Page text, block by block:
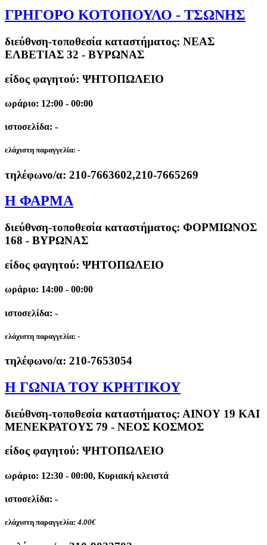
ΓΡΗΓΟΡΟ ΚΟΤΟΠΟΥΛΟ - ΤΣΩΝΗΣ
διεύθνση-τοποθεσία καταστήματος: ΝΕΑΣ
ΕΛΒΕΤΙΑΣ 32 - ΒΥΡΩΝΑΣ
είδος φαγητού: ΨΗΤΟΠΩΛΕΙΟ
ωράριο: 12:00 - 00:00
ιστοσελίδα: -
ελάχιστη παραγγελία: -
τηλέφωνο/α: 210-7663602,210-7665269
Η ΦΑΡΜΑ
διεύθνση-τοποθεσία καταστήματος: ΦΟΡΜΙΩΝΟΣ
168 - ΒΥΡΩΝΑΣ
είδος φαγητού: ΨΗΤΟΠΩΛΕΙΟ
ωράριο: 14:00 - 00:00
ιστοσελίδα: -
ελάχιστη παραγγελία: -
τηλέφωνο/α: 210-7653054
Η ΓΩΝΙΑ ΤΟΥ ΚΡΗΤΙΚΟΥ
διεύθνση-τοποθεσία καταστήματος: ΑΙΝΟΥ 19 ΚΑΙ
ΜΕΝΕΚΡΑΤΟΥΣ 79 - ΝΕΟΣ ΚΟΣΜΟΣ
είδος φαγητού: ΨΗΤΟΠΩΛΕΙΟ
ωράριο: 12:30 - 00:00, Κυριακή κλειστά
ιστοσελίδα: -
ελάχιστη παραγγελία: 4.00€